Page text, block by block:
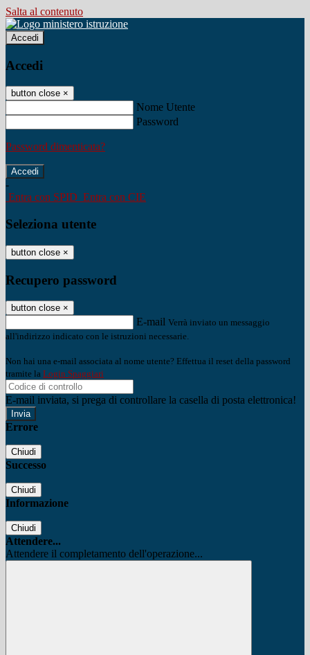
Salta al contenuto
Accedi
Accedi
button close ×
Nome Utente
Password
Password dimenticata?
-
Entra con SPID Entra con CIE
Seleziona utente
button close ×
Recupero password
button close ×
E-mail Verrà inviato un messaggio
all'indirizzo indicato con le istruzioni necessarie.
Non hai una e-mail associata al nome utente? Effettua il reset della password
tramite la Login Spaggiari
E-mail inviata, si prega di controllare la casella di posta elettronica!
Errore
Chiudi
Successo
Chiudi
Informazione
Chiudi
Attendere...
Attendere il completamento dell'operazione...